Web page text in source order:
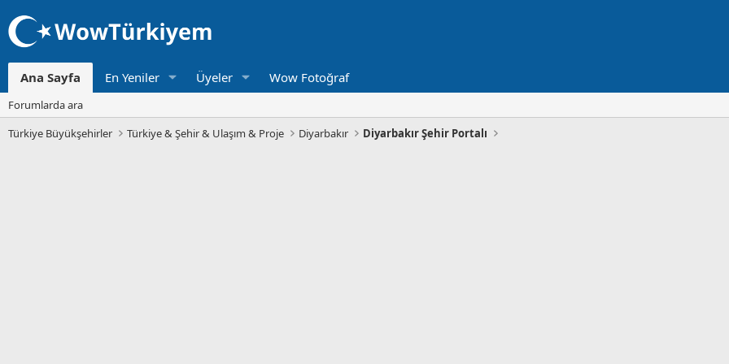
Ana Sayfa En Yeniler Üyeler Wow Fotoğraf
Forumlarda ara
Türkiye Büyükşehirler
Türkiye & Şehir & Ulaşım & Proje Diyarbakır Diyarbakır Şehir Portalı